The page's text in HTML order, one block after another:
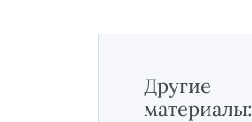
Другие
материалы: